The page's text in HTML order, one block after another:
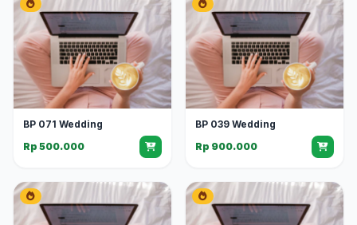
BP 071 Wedding
Rp 500.000
BP 039 Wedding
Rp 900.000